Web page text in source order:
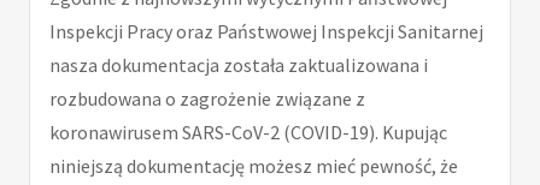
Inspekcji Pracy oraz Państwowej Inspekcji Sanitarnej
nasza dokumentacja została zaktualizowana i
rozbudowana o zagrożenie związane z
koronawirusem SARS-CoV-2 (COVID-19). Kupując
niniejszą dokumentację możesz mieć pewność, że